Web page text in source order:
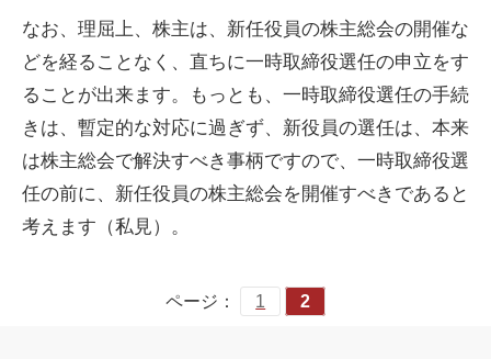
なお、理屈上、株主は、新任役員の株主総会の開催な
どを経ることなく、直ちに一時取締役選任の申立をす
ることが出来ます。もっとも、一時取締役選任の手続
きは、暫定的な対応に過ぎず、新役員の選任は、本来
は株主総会で解決すべき事柄ですので、一時取締役選
任の前に、新任役員の株主総会を開催すべきであると
考えます（私見）。
ページ： 1 2